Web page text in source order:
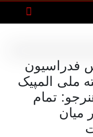
ملی المپیک
تمام